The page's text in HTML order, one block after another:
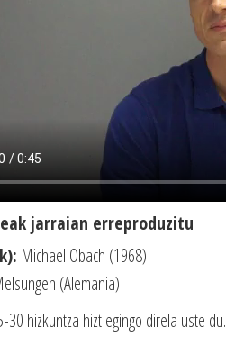
jarraian erreproduzitu
Michael Obach (1968)
(Alemania)
30 hizkuntza hizt egingo direla uste du.